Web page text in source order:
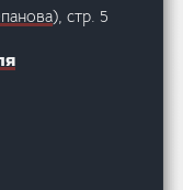
), стр. 5